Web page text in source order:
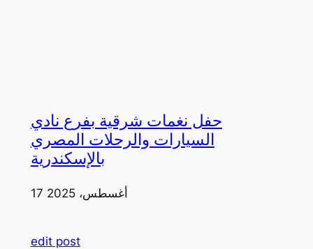
حفل نغمات شرقية بفرع نادي
السيارات والرحلات المصري
بالإسكندرية
17 أغسطس، 2025
edit post